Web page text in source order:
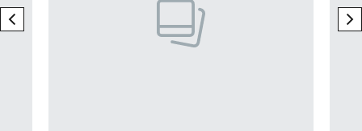
previous element